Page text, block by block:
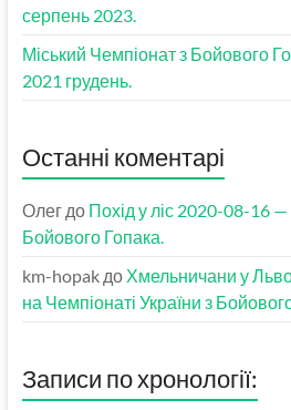
серпень 2023.
Міський Чемпіонат з Бойового
2021 грудень.
Останні коментарі
Олегдо Похід у ліс 2020-08-16
Бойового Гопака.
km-hopakдо Хмельничани у
на Чемпіонаті України з
Записи по хронології: